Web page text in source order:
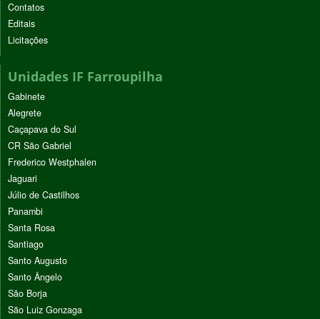
Contatos
Editais
Licitações
Unidades IF Farroupilha
Gabinete
Alegrete
Caçapava do Sul
CR São Gabriel
Frederico Westphalen
Jaguari
Júlio de Castilhos
Panambi
Santa Rosa
Santiago
Santo Augusto
Santo Ângelo
São Borja
São Luiz Gonzaga